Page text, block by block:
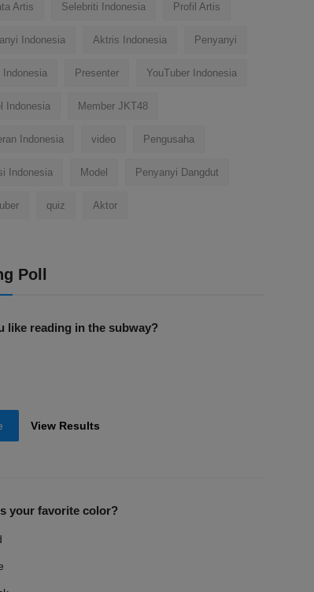
Artis Selebriti Indonesia Profil Artis
Indonesia Aktris Indonesia Penyanyi
Indonesia Presenter YouTuber Indonesia
Indonesia Member JKT48
Indonesia video Pengusaha
Indonesia Model Penyanyi Dangdut
quiz Aktor
Poll
like reading in the subway?
View Results
your favorite color?